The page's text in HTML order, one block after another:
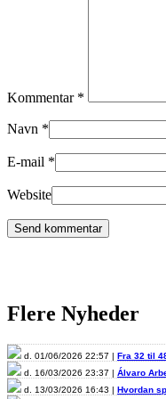
Kommentar *
Navn *
E-mail *
Website
Flere Nyheder
d. 01/06/2026 22:57 | Fra 32 til
d. 16/03/2026 23:37 | Álvaro
d. 13/03/2026 16:43 | Hvordan